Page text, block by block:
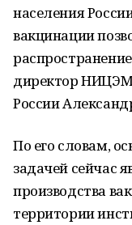
населения
вакцинации
директор
России
По его словам,
задачей сейчас
производства
территории